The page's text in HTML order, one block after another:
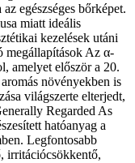
egészséges bőrképet.
miatt ideális
kezelések utáni
megállapítások Az α-
amelyet először a 20.
növényekben is
világszerte elterjedt,
Regarded As
hatóanyag a
Legfontosabb
irritációcsökkentő,